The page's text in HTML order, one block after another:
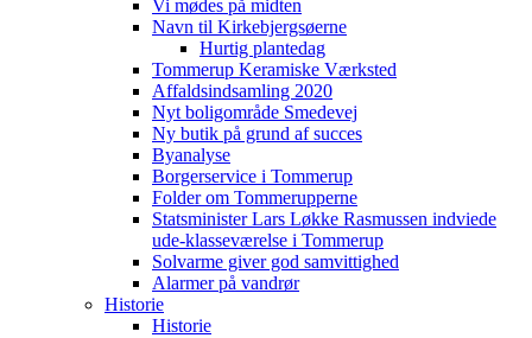
Vi mødes på midten
Navn til Kirkebjergsøerne
Hurtig plantedag
Tommerup Keramiske Værksted
Affaldsindsamling 2020
Nyt boligområde Smedevej
Ny butik på grund af succes
Byanalyse
Borgerservice i Tommerup
Folder om Tommerupperne
Statsminister Lars Løkke Rasmussen indviede
ude-klasseværelse i Tommerup
Solvarme giver god samvittighed
Alarmer på vandrør
Historie
Historie